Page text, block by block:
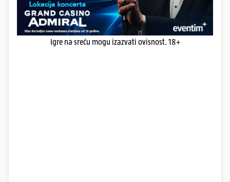
Igre na sreću mogu izazvati ovisnost. 18+